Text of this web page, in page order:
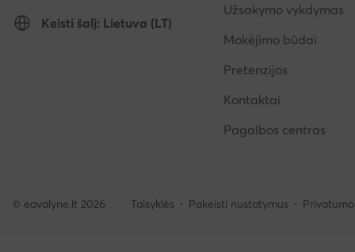
Keisti šalį: Lietuva (LT)
Užsakymo vykdymas
Mokėjimo būdai
Pretenzijos
Kontaktai
Pagalbos centras
© eavalyne.lt 2026 Taisyklės Pakeisti nustatymus